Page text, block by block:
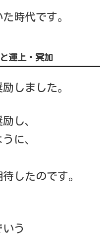
時代です。
運上・冥加
しました。
し、
に、
したのです。
う